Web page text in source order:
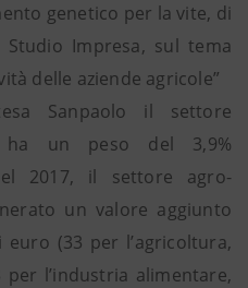
genetico per la vite, di
Studio Impresa, sul tema
delle aziende agricole”
Sanpaolo il settore
ha un peso del 3,9%
2017, il settore agro-
un valore aggiunto
(33 per l’agricoltura,
l’industria alimentare,